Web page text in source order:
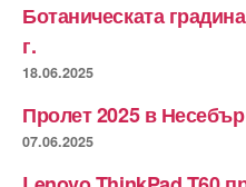
Ботаническата
г.
18.06.2025
Пролет 2025 в Несебър
07.06.2025